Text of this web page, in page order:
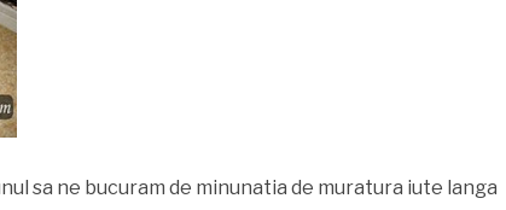
sa ne bucuram de minunatia de muratura iute langa